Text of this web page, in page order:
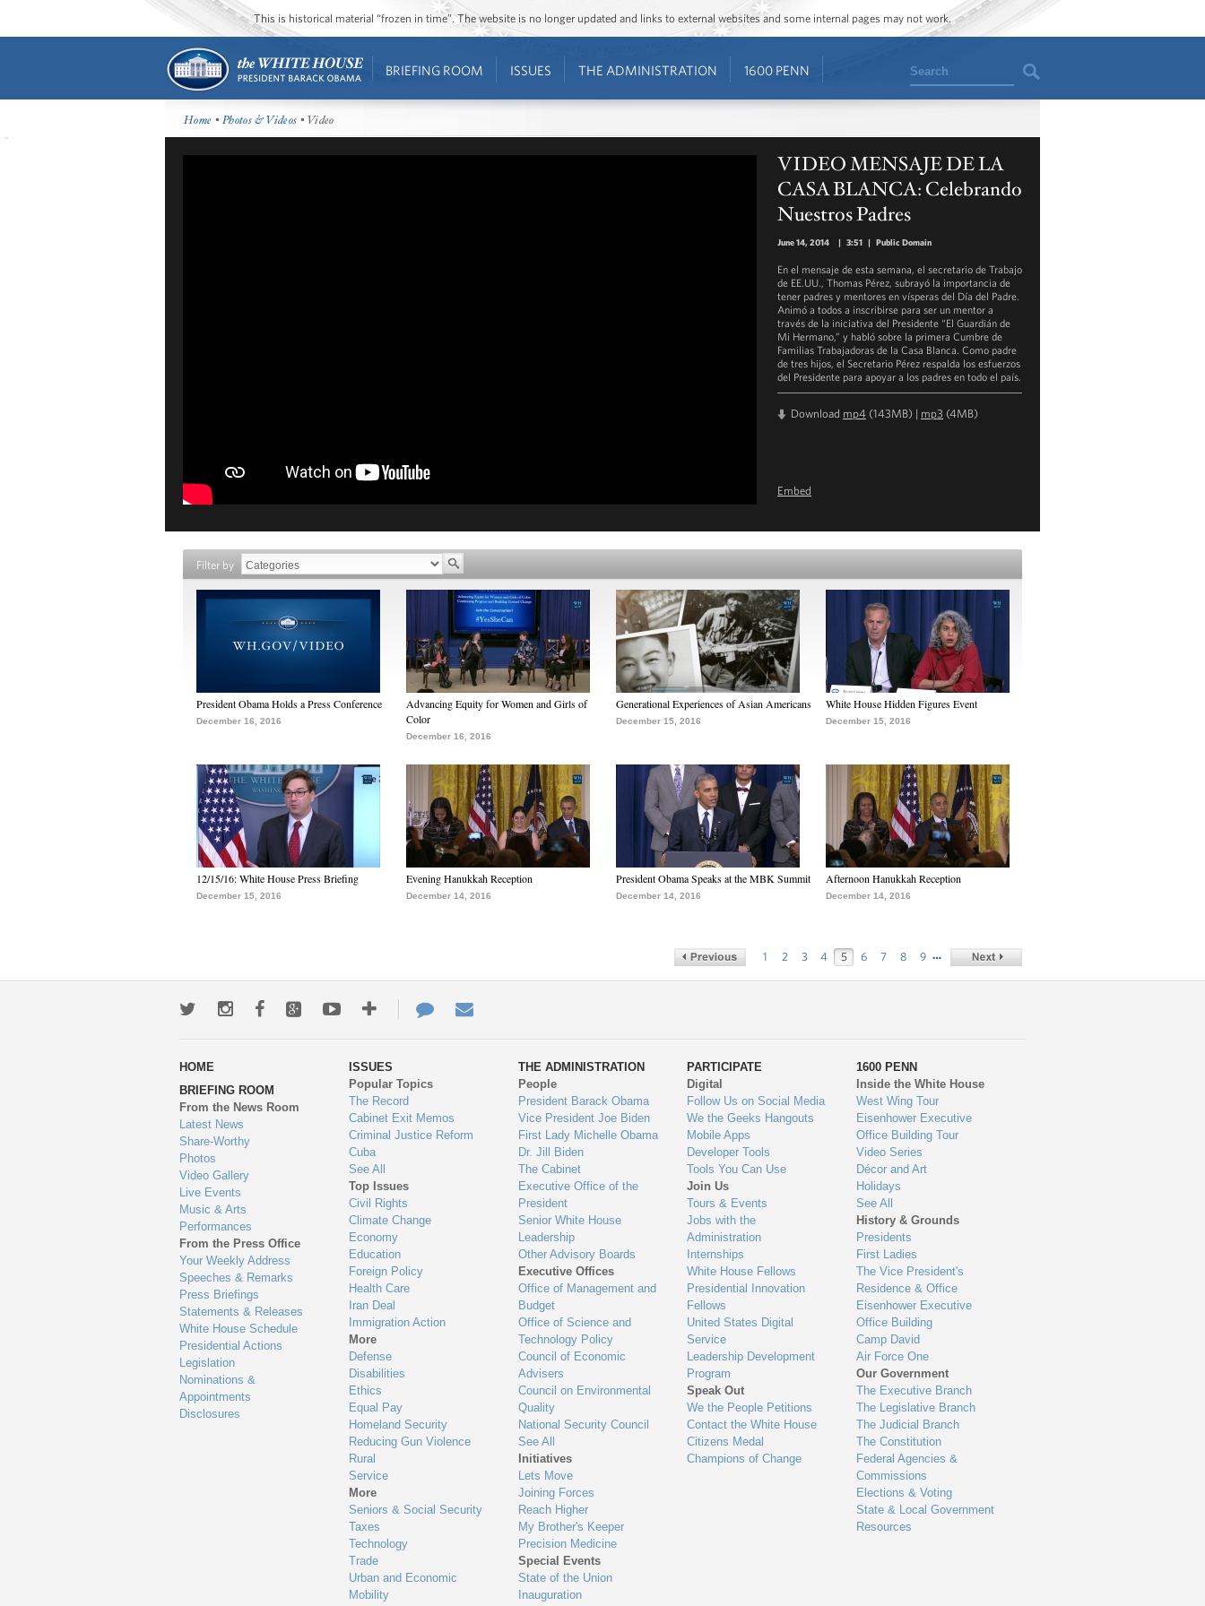
This is historical material “frozen in time”. The website is no longer updated and links to external websites and some internal pages may not work.
BRIEFING ROOM ISSUES THE ADMINISTRATION 1600 PENN Search
Home •Photos & Videos • Video
VIDEO MENSAJE DE LA
CASA BLANCA: Celebrando
Nuestros Padres
June 14, 2014 | 3:51 | Public Domain
En el mensaje de esta semana, el secretario de Trabajo
de EE.UU., Thomas Pérez, subrayó la importancia de
tener padres y mentores en vísperas del Día del Padre.
Animó a todos a inscribirse para ser un mentor a
través de la iniciativa del Presidente “El Guardián de
Mi Hermano,” y habló sobre la primera Cumbre de
Familias Trabajadoras de la Casa Blanca. Como padre
de tres hijos, el Secretario Pérez respalda los esfuerzos
del Presidente para apoyar a los padres en todo el país.
Download mp4 (143MB) | mp3 (4MB)
Embed
Filter by
President Obama Holds a Press Conference
December 16, 2016
Advancing Equity for Women and Girls of
Color
December 16, 2016
Generational Experiences of Asian Americans
December 15, 2016
White House Hidden Figures Event
December 15, 2016
12/15/16: White House Press Briefing
December 15, 2016
Evening Hanukkah Reception
December 14, 2016
President Obama Speaks at the MBK Summit
December 14, 2016
Afternoon Hanukkah Reception
December 14, 2016
1 2 3 4 5 6 7 8 9 …